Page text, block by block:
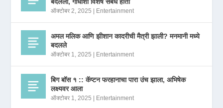
ऑक्टोबर 2, 2025 Entertainment
अमल मलिक आणि झीशान कादरीची मैत्री झाली? मनमानी मध्ये
बदलले
ऑक्टोबर 1, 2025 Entertainment
बिग बॉस १ :: कॅप्टन फरहानाचा पारा उंच झाला, अभिषेक
लक्ष्यवर आला
ऑक्टोबर 1, 2025 Entertainment